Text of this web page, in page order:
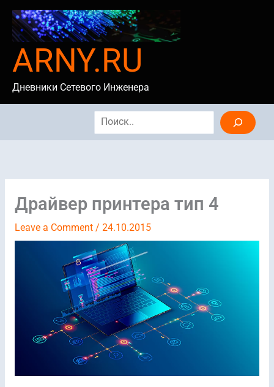
content
ARNY.RU
Дневники Сетевого Инженера
Search
Драйвер принтера тип 4
Leave a Comment / 24.10.2015